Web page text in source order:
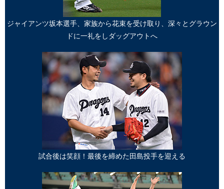
ジャイアンツ坂本選手、家族から花束を受け取り、深々とグラウン
ドに一礼をしダッグアウトへ
試合後は笑顔！最後を締めた田島投手を迎える